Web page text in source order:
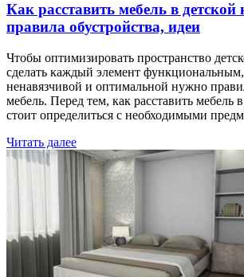
Как расставить мебель в детской
правила обустройства, идеи
Чтобы оптимизировать пространство
сделать каждый элемент
ненавязчивой и оптимальной нужно
мебель. Перед тем, как расставить мебель
стоит определиться с необходимыми
Читать далее